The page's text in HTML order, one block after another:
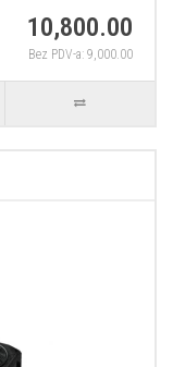
10,800.00
Bez PDV-a: 9,000.00